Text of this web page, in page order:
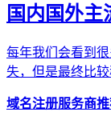
国内国外主
每年我们会看到
失，但是最终比
域名注册服务商